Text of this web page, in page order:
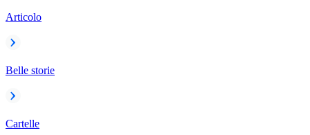
Articolo
Belle storie
Cartelle